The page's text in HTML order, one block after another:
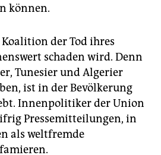
können.
der Tod ihres
schaden wird. Denn
Tunesier und Algerier
ist in der Bevölkerung
Innenpolitiker der Union
Pressemitteilungen, in
als weltfremde